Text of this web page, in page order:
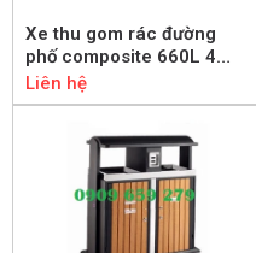
Xe thu gom rác đường
phố composite 660L 4
bánh màu đỏ
Liên hệ